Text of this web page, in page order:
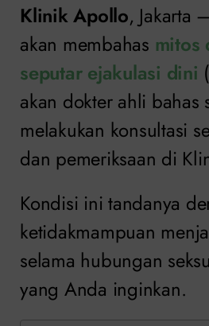
Klinik Apollo, Jakarta
akan membahas mitos
seputar ejakulasi dini
akan dokter ahli bahas
melakukan konsultasi
dan pemeriksaan di
Kondisi ini tandanya
ketidakmampuan
selama hubungan
yang Anda inginkan.